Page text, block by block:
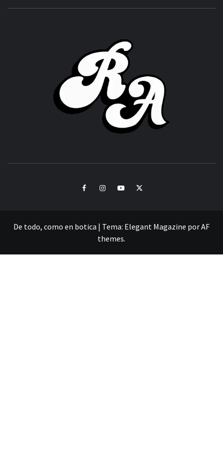
FacebookInstagramYoutubeTwitter
De todo, como en botica | Tema: Elegant Magazine porAF
themes.